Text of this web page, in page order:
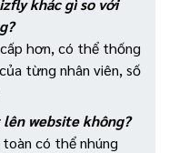
khác gì so với
hơn, có thể thống
từng nhân viên, số
website không?
có thể nhúng